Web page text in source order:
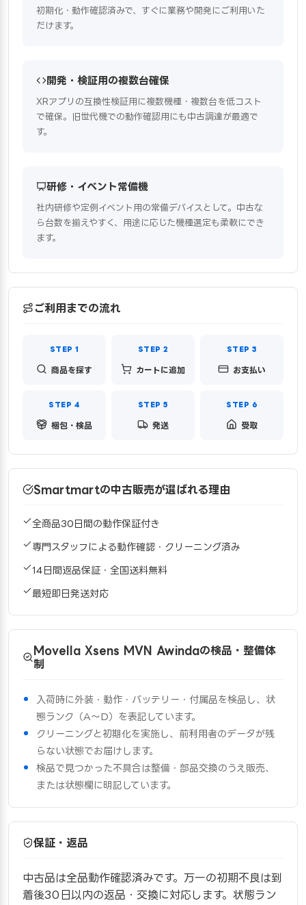
初期化・動作確認済みで、すぐに業務や開発にご利用いた
だけます。
開発・検証用の複数台確保
XRアプリの互換性検証用に複数機種・複数台を低コスト
で確保。旧世代機での動作確認用にも中古調達が最適で
す。
研修・イベント常備機
社内研修や定例イベント用の常備デバイスとして。中古な
ら台数を揃えやすく、用途に応じた機種選定も柔軟にでき
ます。
ご利用までの流れ
商品を探す カートに追加 お支払い
梱包・検品 発送 受取
Smartmartの中古販売が選ばれる理由
全商品30日間の動作保証付き
専門スタッフによる動作確認・クリーニング済み
14日間返品保証・全国送料無料
最短即日発送対応
Movella Xsens MVN Awindaの検品・整備体
制
入荷時に外装・動作・バッテリー・付属品を検品し、状
態ランク（A〜D）を表記しています。
クリーニングと初期化を実施し、前利用者のデータが残
らない状態でお届けします。
検品で見つかった不具合は整備・部品交換のうえ販売、
または状態欄に明記しています。
保証・返品
中古品は全品動作確認済みです。万一の初期不良は到
着後30日以内の返品・交換に対応します。状態ラン